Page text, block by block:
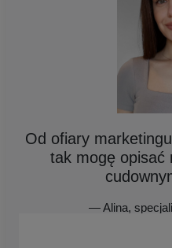
Od ofiary
tak mogę opisać
— Alina,